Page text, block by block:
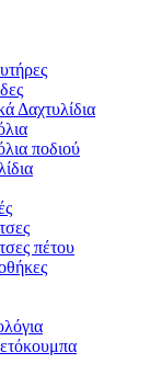
Δαχτυλίδια
ποδιού
πέτου